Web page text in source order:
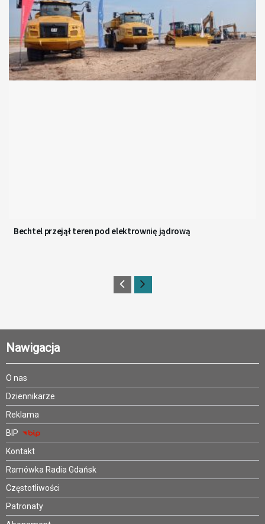
Bechtel przejął teren pod elektrownię jądrową
Nawigacja
O nas
Dziennikarze
Reklama
BIP
Kontakt
Ramówka Radia Gdańsk
Częstotliwości
Patronaty